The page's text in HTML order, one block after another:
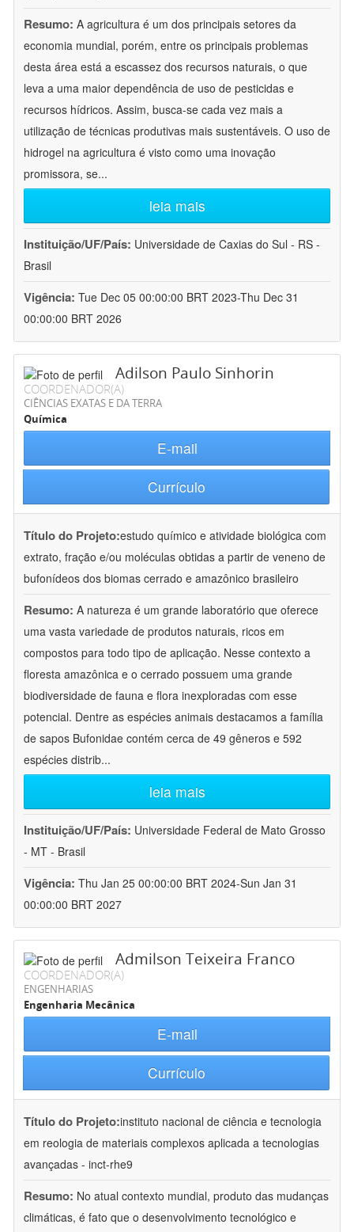
Resumo: A agricultura é um dos principais setores da
economia mundial, porém, entre os principais problemas
desta área está a escassez dos recursos naturais, o que
leva a uma maior dependência de uso de pesticidas e
recursos hídricos. Assim, busca-se cada vez mais a
utilização de técnicas produtivas mais sustentáveis. O uso de
hidrogel na agricultura é visto como uma inovação
promissora, se...
leia mais
Instituição/UF/País: Universidade de Caxias do Sul - RS -
Brasil
Vigência: Tue Dec 05 00:00:00 BRT 2023-Thu Dec 31
00:00:00 BRT 2026
Adilson Paulo Sinhorin
COORDENADOR(A)
CIÊNCIAS EXATAS E DA TERRA
Química
E-mail
Currículo
Título do Projeto:estudo químico e atividade biológica com
extrato, fração e/ou moléculas obtidas a partir de veneno de
bufonídeos dos biomas cerrado e amazônico brasileiro
Resumo: A natureza é um grande laboratório que oferece
uma vasta variedade de produtos naturais, ricos em
compostos para todo tipo de aplicação. Nesse contexto a
floresta amazônica e o cerrado possuem uma grande
biodiversidade de fauna e flora inexploradas com esse
potencial. Dentre as espécies animais destacamos a família
de sapos Bufonidae contém cerca de 49 gêneros e 592
espécies distrib...
leia mais
Instituição/UF/País: Universidade Federal de Mato Grosso
- MT - Brasil
Vigência: Thu Jan 25 00:00:00 BRT 2024-Sun Jan 31
00:00:00 BRT 2027
Admilson Teixeira Franco
COORDENADOR(A)
ENGENHARIAS
Engenharia Mecânica
E-mail
Currículo
Título do Projeto:instituto nacional de ciência e tecnologia
em reologia de materiais complexos aplicada a tecnologias
avançadas - inct-rhe9
Resumo: No atual contexto mundial, produto das mudanças
climáticas, é fato que o desenvolvimento tecnológico e